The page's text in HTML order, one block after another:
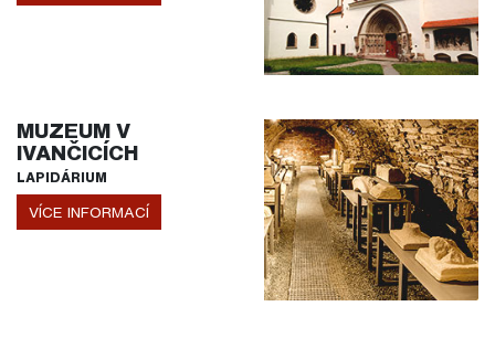
MUZEUM V
IVANČICÍCH
LAPIDÁRIUM
VÍCE INFORMACÍ